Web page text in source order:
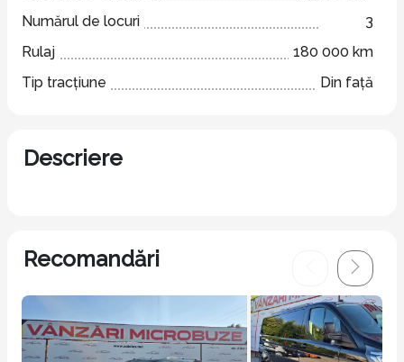
Numărul de locuri
3
Rulaj
180 000 km
Tip tracțiune
Din față
Descriere
Recomandări